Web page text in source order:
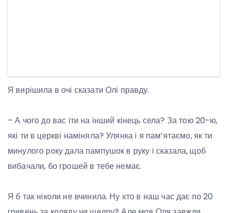
Я вирішила в очі сказати Олі правду.
– А чого до вас іти на інший кінець села? За тою 20-ю,
які ти в церкві наміняла? Улянка і я пам’ятаємо, як ти
минулого року дала пампушок в руку і сказала, щоб
вибачали, бо грошей в тебе немає.
Я б так ніколи не вчинила. Ну хто в наш час дає по 20